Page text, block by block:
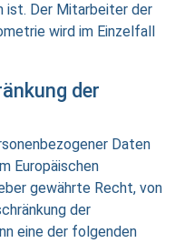
ist. Der Mitarbeiter der
wird im Einzelfall
der
Daten
Europäischen
gewährte Recht, von
der
eine der folgenden